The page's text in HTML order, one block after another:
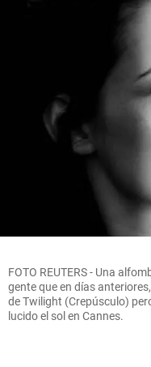
FOTO REUTERS - Una
gente que en días
de Twilight (Crepúsculo)
lucido el sol en Cannes.